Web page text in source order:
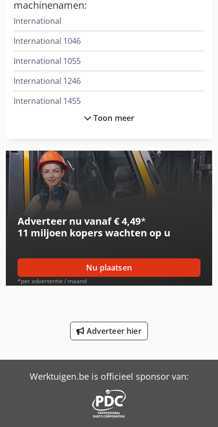
machinenamen:
International
International 1046
International 1055
International 1246
International 1455
International 3688
International 433
International 453
International 533
International 553
International 554
International 633
International 654
International 724
International 743
International 824
Toon meer
Adverteer nu vanaf € 4,49*
11 miljoen koperswachten op u
Nu plaatsen
*per advertentie / maand
Adverteer hier
Werktuigen.be is officieel sponsor van: